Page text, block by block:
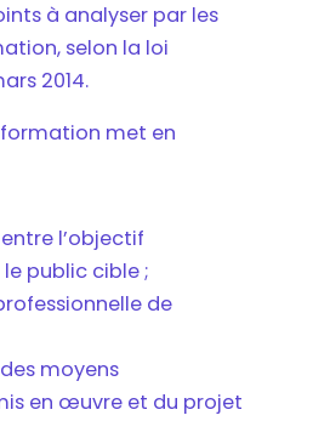
à analyser par les
selon la loi
2014.
met en
l’objectif
public cible ;
de
moyens
en œuvre et du projet